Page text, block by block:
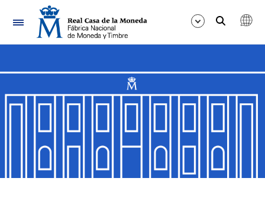
Navigation
Show/Hide
Show/Hide
Show/Hide